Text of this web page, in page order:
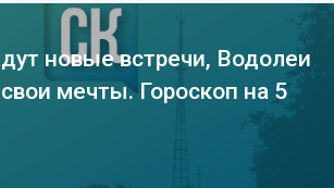
новые встречи, Водолеи
мечты. Гороскоп на 5